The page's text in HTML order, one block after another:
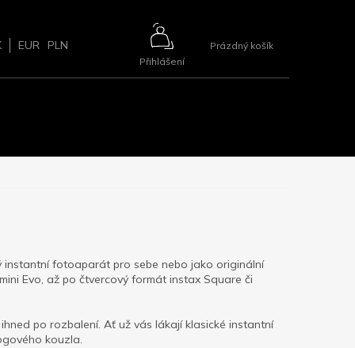
EUR PLN
Přihlášení
NÁKUPNÍ
Prázdný košík
fotoaparát pro sebe nebo jako originální
Evo, až po čtvercový formát instax Square či
po rozbalení. Ať už vás lákají klasické instantní
kouzla.